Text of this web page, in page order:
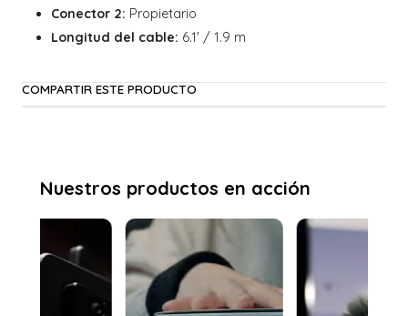
Conector 2: Propietario
Longitud del cable: 6.1' / 1.9 m
COMPARTIR ESTE PRODUCTO